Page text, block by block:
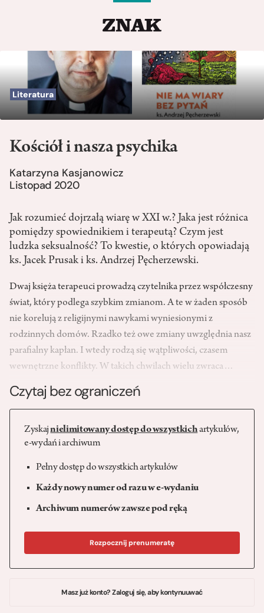
Literatura
Kościół i nasza psychika
Katarzyna Kasjanowicz
Listopad 2020
Jak rozumieć dojrzałą wiarę w XXI w.? Jaka jest różnica
pomiędzy spowiednikiem i terapeutą? Czym jest
ludzka seksualność? To kwestie, o których opowiadają
ks. Jacek Prusak i ks. Andrzej Pęcherzewski.
Dwaj księża terapeuci prowadzą czytelnika przez współczesny
świat, który podlega szybkim zmianom. A te w żaden sposób
nie korelują z religijnymi nawykami wyniesionymi z
rodzinnych domów. Rzadko też owe zmiany uwzględnia nasz
parafialny kapłan. I wtedy rodzą się wątpliwości, czasem
wewnętrzne konflikty. W takich chwilach wielu zwraca…
Czytaj bez ograniczeń
Zyskajnielimitowany dostęp do wszystkichartykułów,
e-wydań i archiwum
Pełny dostęp do wszystkich artykułów
Każdy nowy numer od razu w e-wydaniu
Archiwum numerów zawsze pod ręką
Rozpocznij prenumeratę
Masz już konto? Zaloguj się, aby kontynuuwać